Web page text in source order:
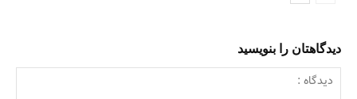
دیدگاهتان را بنویسید